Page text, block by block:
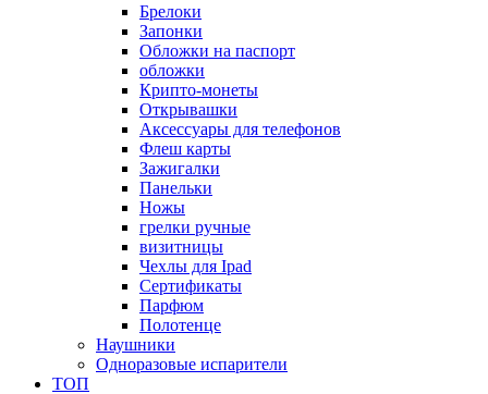
Брелоки
Запонки
Обложки на паспорт
обложки
Крипто-монеты
Открывашки
Аксессуары для телефонов
Флеш карты
Зажигалки
Панельки
Ножы
грелки ручные
визитницы
Чехлы для Ipad
Сертификаты
Парфюм
Полотенце
Наушники
Одноразовые испарители
ТОП